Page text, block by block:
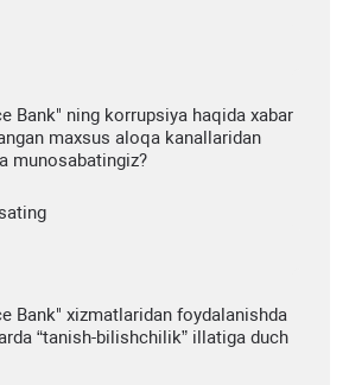
Bank" ning korrupsiya haqida xabar
maxsus aloqa kanallaridan
munosabatingiz?
Bank" xizmatlaridan foydalanishda
“tanish-bilishchilik” illatiga duch